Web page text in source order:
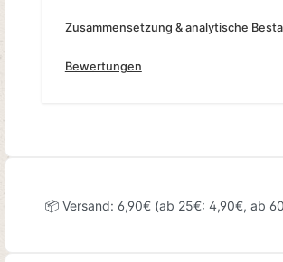
Zusammensetzung & analytische
Bewertungen
📦 Versand: 6,90€ (ab 25€: 4,90€, ab